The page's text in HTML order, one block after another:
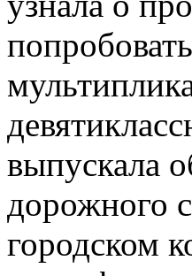
выпускала
дорожного
городском